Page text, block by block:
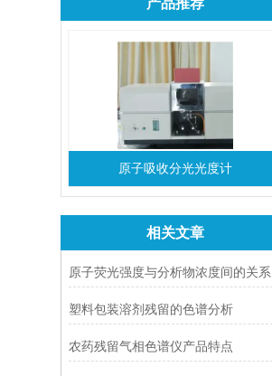
产品推荐
原子吸收分光光度计
相关文章
原子荧光强度与分析物浓度间的关系
塑料包装溶剂残留的色谱分析
农药残留气相色谱仪产品特点